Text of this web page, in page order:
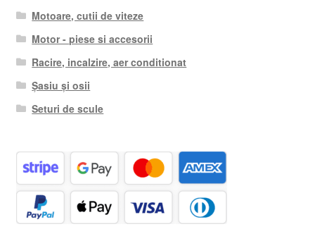
Motoare, cutii de viteze
Motor - piese si accesorii
Racire, incalzire, aer conditionat
Șasiu și osii
Seturi de scule